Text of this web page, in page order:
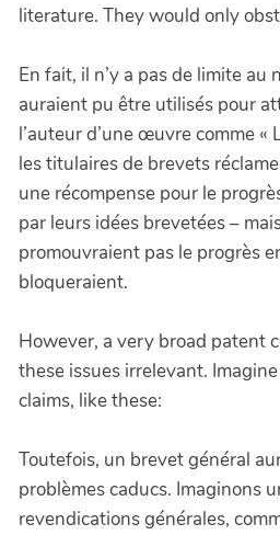
literature. They would only
En fait, il n’y a pas de limite au
auraient pu être utilisés pour
l’auteur d’une œuvre comme «
les titulaires de brevets
une récompense pour le
par leurs idées brevetées –
promouvraient pas le progrès
bloqueraient.
However, a very broad patent
these issues irrelevant.
claims, like these:
Toutefois, un brevet général
problèmes caducs. Imaginons
revendications générales,